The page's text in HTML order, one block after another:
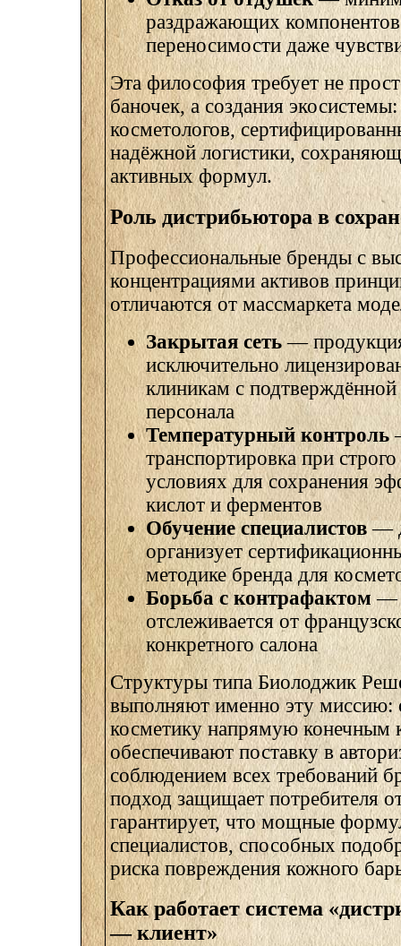
раздражающих
переносимости даже
Эта философия требует не
баночек, а создания
косметологов,
надёжной логистики,
активных формул.
Роль дистрибьютора в
Профессиональные бренды с
концентрациями активов
отличаются от массмаркета
Закрытая сеть—
исключительно
клиникам с
персонала
Температурный контроль
транспортировка при
условиях для сохранения
кислот и ферментов
Обучение специалистов—
организует
методике бренда для
Борьба с контрафактом—
отслеживается от
конкретного салона
Структуры типа Биолоджик
выполняют именно эту миссию:
косметику напрямую конечным
обеспечивают поставку в
соблюдением всех требований
подход защищает потребителя
гарантирует, что мощные
специалистов, способных
риска повреждения кожного
Как работает система
— клиент»